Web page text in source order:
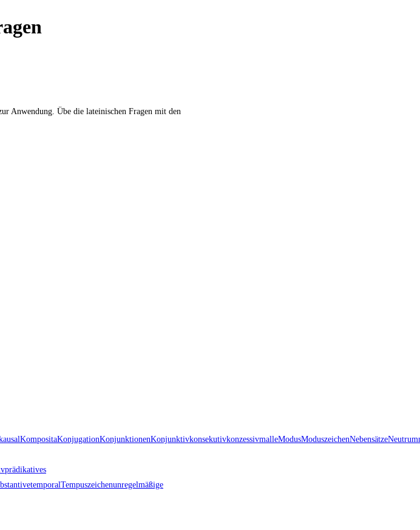
Anwendung. Übe die lateinischen Fragen mit den
KompositaKonjugationKonjunktionenKonjunktivkonsekutivkonzessivmalleModusModuszeichenNebensätzeNeutrum
prädikatives
temporalTempuszeichenunregelmäßige